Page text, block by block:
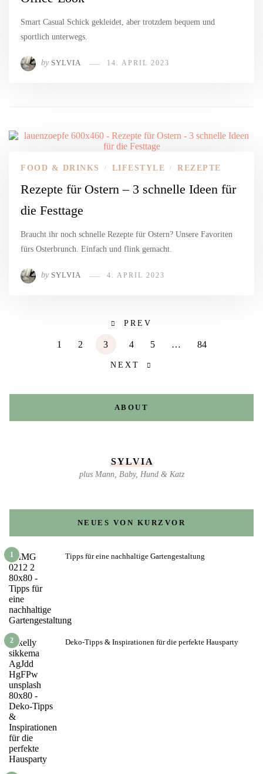
Smart Casual Schick gekleidet, aber trotzdem bequem und
sportlich unterwegs.
by SYLVIA 14. APRIL 2023
FOOD & DRINKS / LIFESTYLE / REZEPTE
Rezepte für Ostern – 3 schnelle Ideen für
die Festtage
Braucht ihr noch schnelle Rezepte für Ostern? Unsere Favoriten
fürs Osterbrunch. Einfach und flink gemacht.
by SYLVIA 4. APRIL 2023
PREV
1 2 3 4 5 … 84
NEXT
ABOUT
SYLVIA
plus Mann, Baby, Hund & Katz
NEUES VON KURZVOR
1 Tipps für eine nachhaltige Gartengestaltung
2 Deko-Tipps & Inspirationen für die perfekte Hausparty